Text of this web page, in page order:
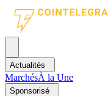
Actualités
MarchésÀ la Une
Sponsorisé